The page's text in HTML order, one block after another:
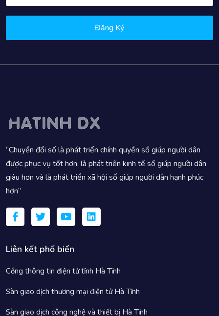
Đăng Ký
“Chuyển đổi số là phát triển chính quyền số giúp người dân
được phục vụ tốt hơn, là phát triển kinh tế số giúp người dân
giàu hơn và là phát triển xã hội số giúp người dân hạnh phúc
hơn”
Liên kết phổ biến
Cổng thông tin điện tử tỉnh Hà Tĩnh
Sàn giao dịch thương mại điện tử Hà Tĩnh
Sàn giao dịch công nghệ và thiết bị Hà Tĩnh